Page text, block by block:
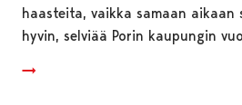
haasteita, vaikka samaan aikaan
hyvin, selviää Porin kaupungin